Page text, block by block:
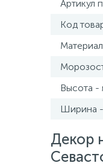
Артикул
Код
Материал
Высота -
Ширина
Декор